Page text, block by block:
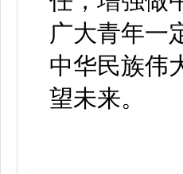
广大青年一
中华民族伟
望未来。